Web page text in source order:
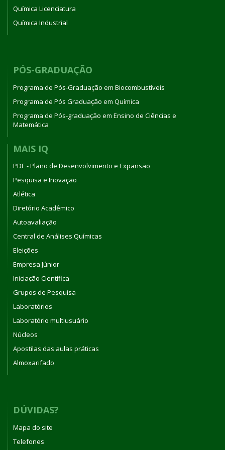
Química Licenciatura
Química Industrial
PÓS-GRADUAÇÃO
Programa de Pós-Graduação em Biocombustíveis
Programa de Pós Graduação em Química
Programa de Pós-graduação em Ensino de Ciências e
Matemática
MAIS IQ
PDE - Plano de Desenvolvimento e Expansão
Pesquisa e Inovação
Atlética
Diretório Acadêmico
Autoavaliação
Central de Análises Químicas
Eleições
Empresa Júnior
Iniciação Científica
Grupos de Pesquisa
Laboratórios
Laboratório multiusuário
Núcleos
Apostilas das aulas práticas
Almoxarifado
DÚVIDAS?
Mapa do site
Telefones